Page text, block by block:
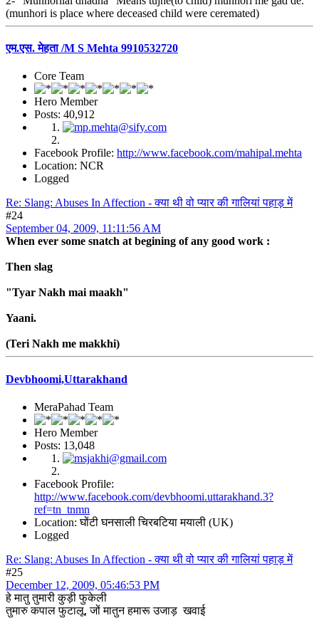
(munhori is place where deceased child were ceremated)
एम.एस. मेहता /M S Mehta 9910532720
Core Team
Hero Member
Posts: 40,912
Facebook Profile: http://www.facebook.com/mahipal.mehta
Location: NCR
Logged
Re: Slang: Abuses In Affection - क्या थी वो प्यार की गालियां पहाड़ में
#24
September 04, 2009, 11:11:56 AM
When ever some snatch at begining of any good work :
Then slag
"Tyar Nakh mai maakh"
Yaani.
(Teri Nakh me makkhi)
Devbhoomi,Uttarakhand
MeraPahad Team
Hero Member
Posts: 13,048
Facebook Profile:
http://www.facebook.com/devbhoomi.uttarakhand.3?
ref=tn_tnmn
Location: घोंटी घनसाली चिरबटिया मयाली (UK)
Logged
Re: Slang: Abuses In Affection - क्या थी वो प्यार की गालियां पहाड़ में
#25
December 12, 2009, 05:46:53 PM
हे मातु तुमारी कुड़ी फुकेली
तुमारु कपाल फुटालू, जों मातुन हमारू उजाड़ खवाई